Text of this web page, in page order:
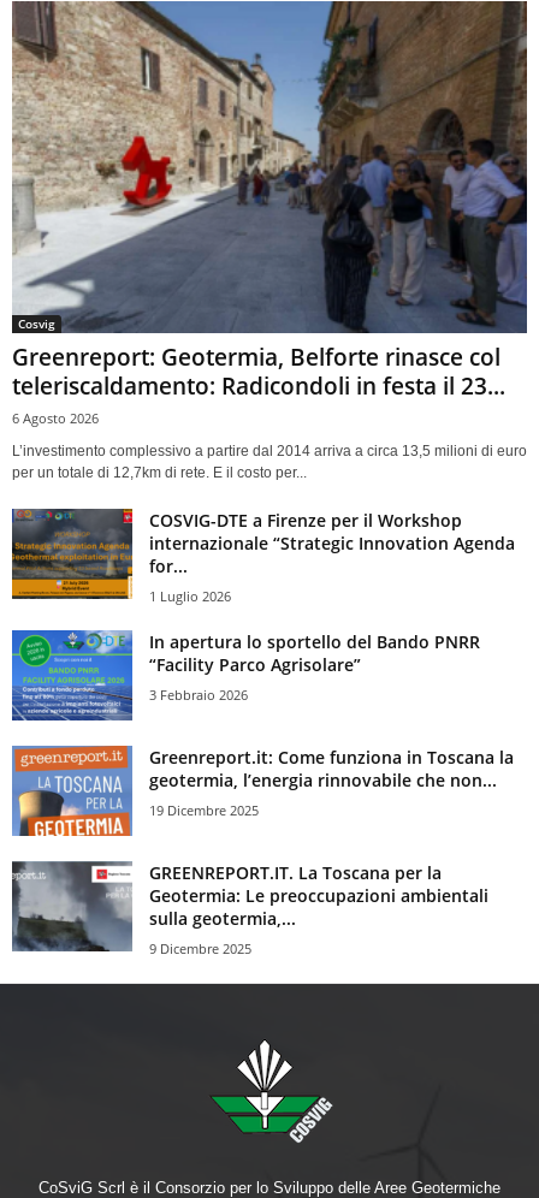
Cosvig
Greenreport: Geotermia, Belforte rinasce col
teleriscaldamento: Radicondoli in festa il 23...
6 Agosto 2026
L’investimento complessivo a partire dal 2014 arriva a circa 13,5 milioni di euro
per un totale di 12,7km di rete. E il costo per...
COSVIG-DTE a Firenze per il Workshop
internazionale “Strategic Innovation Agenda
for...
1 Luglio 2026
In apertura lo sportello del Bando PNRR
“Facility Parco Agrisolare”
3 Febbraio 2026
Greenreport.it: Come funziona in Toscana la
geotermia, l’energia rinnovabile che non...
19 Dicembre 2025
GREENREPORT.IT. La Toscana per la
Geotermia: Le preoccupazioni ambientali
sulla geotermia,...
9 Dicembre 2025
CoSviG Scrl è il Consorzio per lo Sviluppo delle Aree Geotermiche